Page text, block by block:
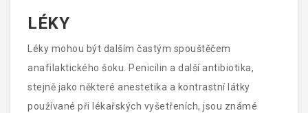
může způsobit vážnou reakci. Pokud někdo ve vašem
vyvarovat přímého kontaktu této osoby s alergeny.
LÉKY
Léky mohou být dalším častým spouštěčem
anafilaktického šoku. Penicilin a další antibiotika,
stejně jako některé anestetika a kontrastní látky
používané při lékařských vyšetřeních, jsou známé